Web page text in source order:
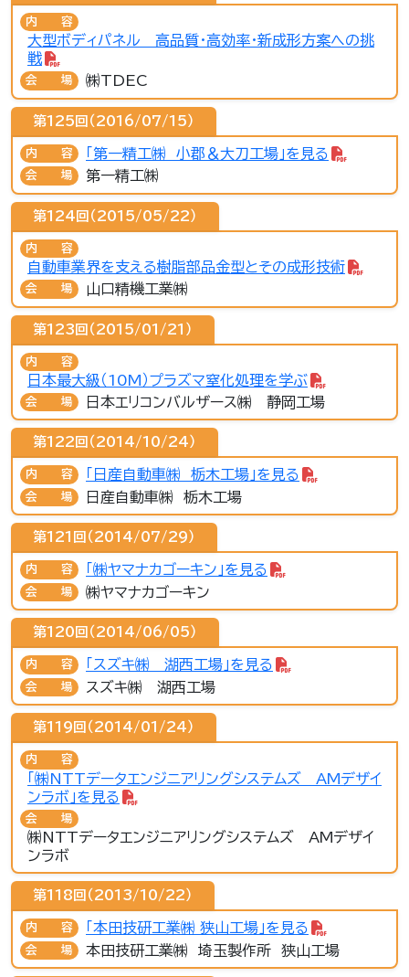
内容
大型ボディパネル 高品質・高効率・新成形方案への挑
戦
会場 ㈱TDEC
第125回（2016/07/15）
内容 「第一精工㈱ 小郡＆大刀工場」を見る
会場 第一精工㈱
第124回（2015/05/22）
内容
自動車業界を支える樹脂部品金型とその成形技術
会場 山口精機工業㈱
第123回（2015/01/21）
内容
日本最大級（10M）プラズマ窒化処理を学ぶ
会場 日本エリコンバルザース㈱ 静岡工場
第122回（2014/10/24）
内容 「日産自動車㈱ 栃木工場」を見る
会場 日産自動車㈱ 栃木工場
第121回（2014/07/29）
内容 「㈱ヤマナカゴーキン」を見る
会場 ㈱ヤマナカゴーキン
第120回（2014/06/05）
内容 「スズキ㈱ 湖西工場」を見る
会場 スズキ㈱ 湖西工場
第119回（2014/01/24）
内容
「㈱NTTデータエンジニアリングシステムズ AMデザイ
ンラボ」を見る
会場
㈱NTTデータエンジニアリングシステムズ AMデザイ
ンラボ
第118回（2013/10/22）
内容 「本田技研工業㈱ 狭山工場」を見る
会場 本田技研工業㈱ 埼玉製作所 狭山工場